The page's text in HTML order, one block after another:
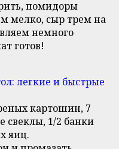
помидоры
мелко, сыр трем на
немного
готов!
картошин, 7
свеклы, 1/2 банки
яиц.